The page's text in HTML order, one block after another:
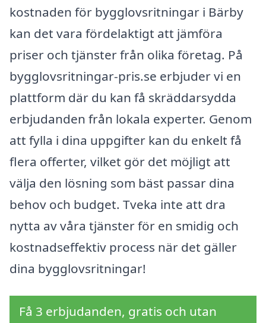
kostnaden för bygglovsritningar i Bärby
kan det vara fördelaktigt att jämföra
priser och tjänster från olika företag. På
bygglovsritningar-pris.se erbjuder vi en
plattform där du kan få skräddarsydda
erbjudanden från lokala experter. Genom
att fylla i dina uppgifter kan du enkelt få
flera offerter, vilket gör det möjligt att
välja den lösning som bäst passar dina
behov och budget. Tveka inte att dra
nytta av våra tjänster för en smidig och
kostnadseffektiv process när det gäller
dina bygglovsritningar!
Få 3 erbjudanden, gratis och utan